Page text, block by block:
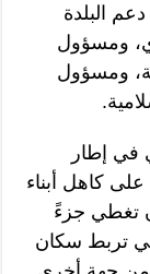
دعم البلدة
ومسؤول
ومسؤول
في إطار
كاهل أبناء
تغطي جزءً
تربط سكان